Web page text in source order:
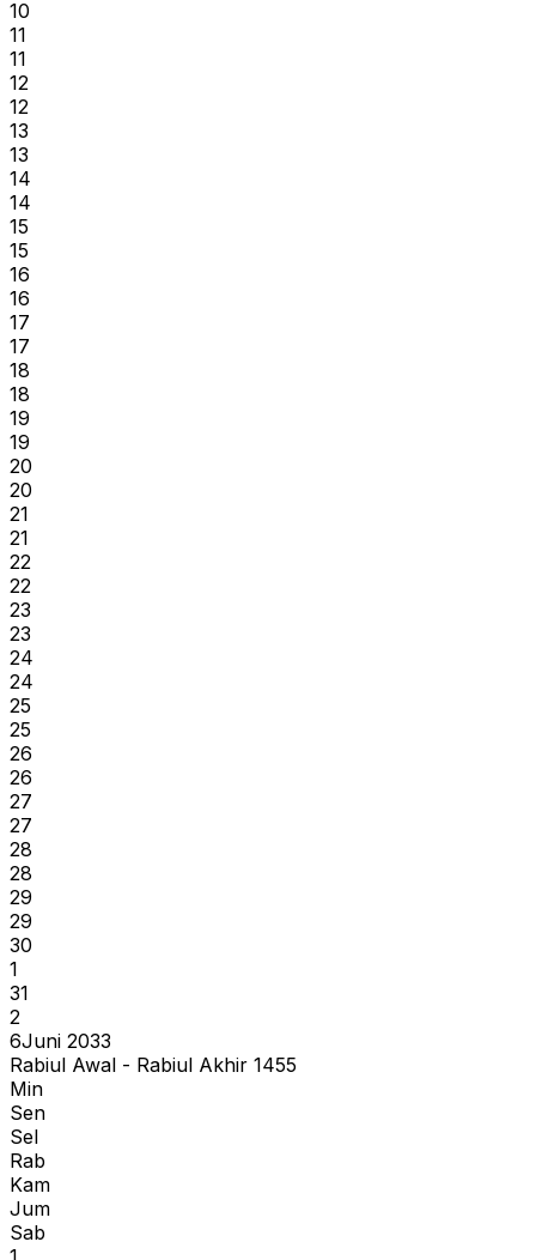
10
11
11
12
12
13
13
14
14
15
15
16
16
17
17
18
18
19
19
20
20
21
21
22
22
23
23
24
24
25
25
26
26
27
27
28
28
29
29
30
1
31
2
6Juni 2033
Rabiul Awal - Rabiul Akhir 1455
Min
Sen
Sel
Rab
Kam
Jum
Sab